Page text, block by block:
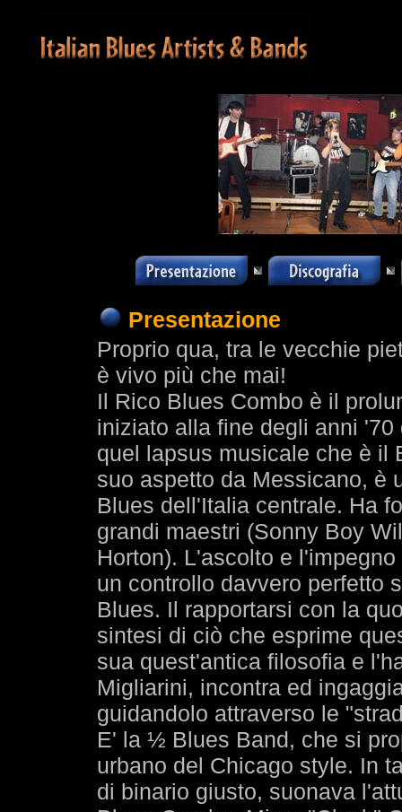
Presentazione
Proprio qua, tra le vecchie
è vivo più che mai!
Il Rico Blues Combo è il
iniziato alla fine degli anni
quel lapsus musicale che è il
suo aspetto da Messicano, è
Blues dell'Italia centrale. Ha
grandi maestri (Sonny Boy
Horton). L'ascolto e
un controllo davvero perfetto
Blues. Il rapportarsi con la
sintesi di ciò che esprime
sua quest'antica filosofia e
Migliarini, incontra ed
guidandolo attraverso le
E' la ½ Blues Band, che si
urbano del Chicago style. In
di binario giusto, suonava